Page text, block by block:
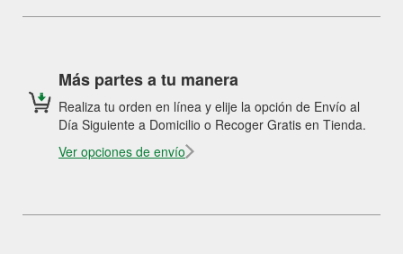
Más partes a tu manera
Realiza tu orden en línea y elije la opción de Envío al
Día Siguiente a Domicilio o Recoger Gratis en Tienda.
Ver opciones de envío